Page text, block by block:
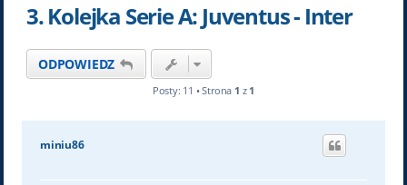
3. Kolejka Serie A: Juventus - Inter
ODPOWIEDZ
Posty: 11 • Strona 1 z 1
miniu86